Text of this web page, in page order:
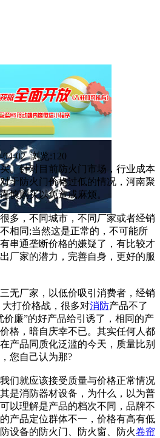
04-02 浏览:120
。针对目前防火门市场，行业成本
于防火门价格过低的情况，河南聚
慎购买以免造成麻烦。
多，不同城市，不同厂家或者经销
相同;当然这是正常的，不可能所
串通垄断价格的嫌疑了，有比较才
厂家的潜力，完善自身，更好的服
无厂家，以低价吸引消费者，经销
打价格战，很多对消防产品不了
价廉”的好产品给引诱了，相同的产
格，暗自庆幸不已。其实任何人都
产品同质化泛滥的今天，质量比别
您自己认为那?
们就应该接受质量与价格正常情况
是消防器材设备，为什么，以为普
以理解是产品的档次不同，品牌不
产品定位群体不一，价格有高有低
设备的防火门、防火窗、防火卷帘